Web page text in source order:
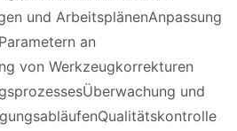
und ArbeitsplänenAnpassung
an
von Werkzeugkorrekturen
und